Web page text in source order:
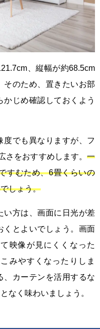
、縦幅が約68.5cm
そのため、置きたいお部
じめ確認しておくよう
度でも異なりますが、フ
さをおすすめします。 一
すむため、6畳くらいの
しょう。
い方は、画面に日光が差
くとよいでしょう。画面
映像が見にくくなった
みやすくなったりしま
、カーテンを活用するな
なく味わいましょう。